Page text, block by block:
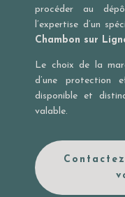
procéder au
l’expertise d’un
Chambon sur
Le choix de la
d’une protection
disponible et
valable.